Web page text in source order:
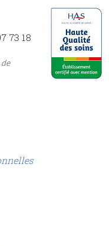
73 18
de